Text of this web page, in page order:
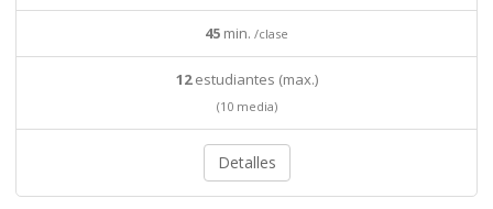
45 min. /clase
12estudiantes (max.)
(10 media)
Detalles